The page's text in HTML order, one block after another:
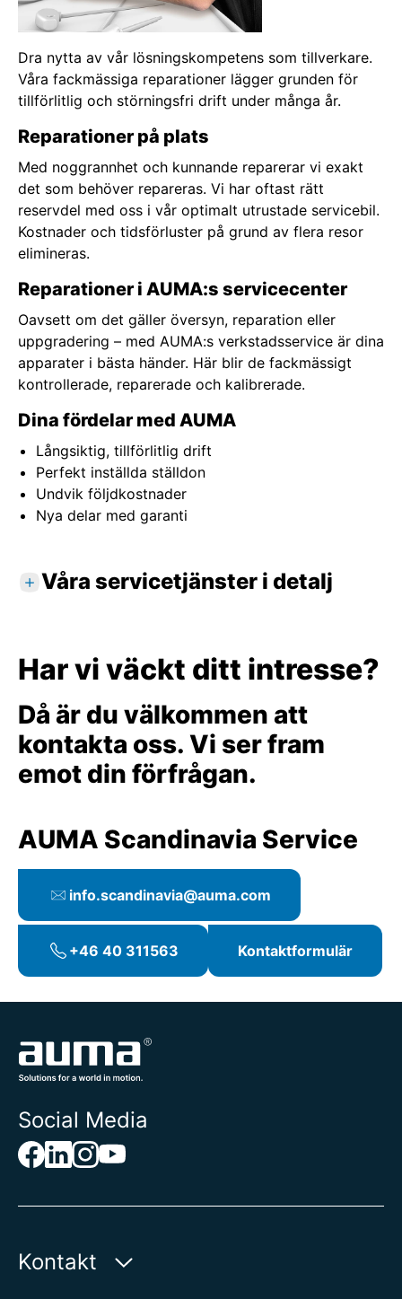
Dra nytta av vår lösningskompetens som tillverkare.
Våra fackmässiga reparationer lägger grunden för
tillförlitlig och störningsfri drift under många år.
Reparationer på plats
Med noggrannhet och kunnande reparerar vi exakt
det som behöver repareras. Vi har oftast rätt
reservdel med oss i vår optimalt utrustade servicebil.
Kostnader och tidsförluster på grund av flera resor
elimineras.
Reparationer i AUMA:s servicecenter
Oavsett om det gäller översyn, reparation eller
uppgradering – med AUMA:s verkstadsservice är dina
apparater i bästa händer. Här blir de fackmässigt
kontrollerade, reparerade och kalibrerade.
Dina fördelar med AUMA
Långsiktig, tillförlitlig drift
Perfekt inställda ställdon
Undvik följdkostnader
Nya delar med garanti
Våra servicetjänster i detalj
Standardtjänster
Undersökning av apparaten med
applikationen på plats
Reparation och underhåll
Fackmässig inställning av driftparametrar
Funktionstester och provkörningar på plats
Digital registrering av apparatdata
Aktivering och inställning av
specialparametrar, t.ex. lägesregulatorer,
processregulatorer, optimeringsparametrar,
interlocks
Funktionstillägg och modifieringar, inklusive
Undervisning av driftpersonal på plats
Optimering av ställdonsparametrar för att
förbättra processerna
Reparationer i AUMA:s
servicecenter
Fackmässig inställning av driftparametrar
Har vi väckt ditt intresse?
Då är du välkommen att
kontakta oss. Vi ser fram
emot din förfrågan.
AUMA Scandinavia Service
info.scandinavia@auma.com
+46 40 311563 Kontaktformulär
Social Media
Kontakt